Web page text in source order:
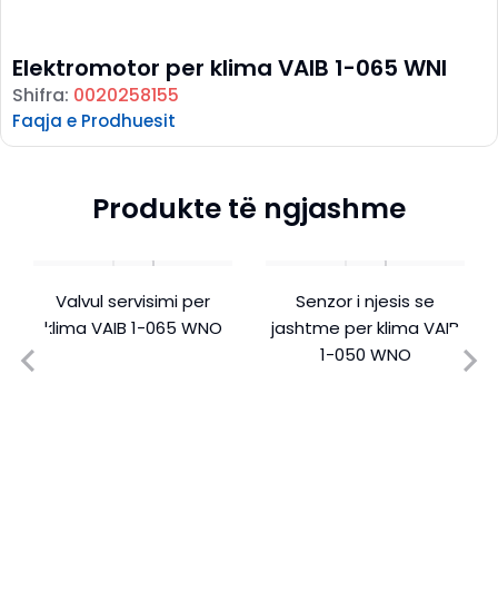
Elektromotor per klima VAIB 1-065 WNI
Shifra: 0020258155
Faqja e Prodhuesit
Produkte të ngjashme
Valvul servisimi per
klima VAIB 1-065 WNO
Senzor i njesis se
jashtme per klima VAIB
1-050 WNO